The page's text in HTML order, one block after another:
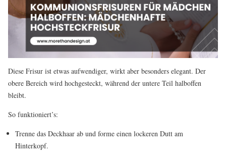
Diese Frisur ist etwas aufwendiger, wirkt aber besonders elegant. Der
obere Bereich wird hochgesteckt, während der untere Teil halboffen
bleibt.
So funktioniert’s:
Trenne das Deckhaar ab und forme einen lockeren Dutt am
Hinterkopf.